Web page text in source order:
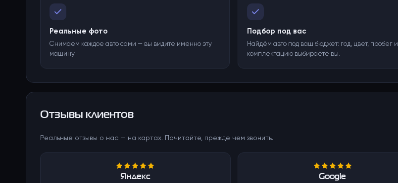
Реальные фото
Снимаем каждое авто сами — вы видите именно эту
машину.
Подбор под вас
Найдём авто под ваш бюджет: год, цвет, пробег и
комплектацию выбираете вы.
Отзывы клиентов
Реальные отзывы о нас — на картах. Почитайте, прежде чем звонить.
Яндекс Google